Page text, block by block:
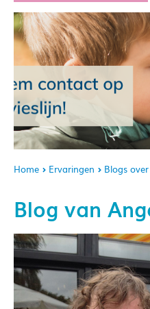
Home Ervaringen Blogs
Blog van